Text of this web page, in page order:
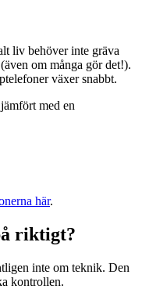
liv behöver inte gräva
om många gör det!).
växer snabbt.
med en
här.
riktigt?
inte om teknik. Den
kontrollen.